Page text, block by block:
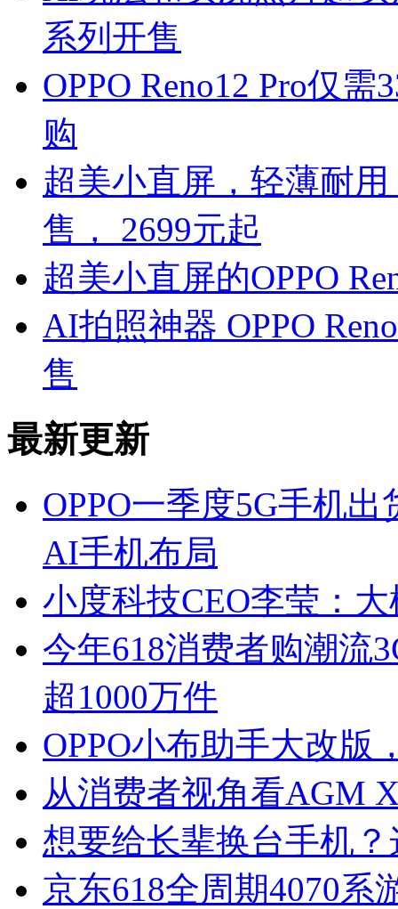
系列开售
OPPO Reno12 Pro仅
购
超美小直屏，轻薄耐用
售， 2699元起
超美小直屏的OPPO
AI拍照神器 OPPO
售
最新更新
OPPO一季度5G手机
AI手机布局
小度科技CEO李莹：
今年618消费者购潮流
超1000万件
OPPO小布助手大改版
从消费者视角看AGM
想要给长辈换台手机
京东618全周期4070系